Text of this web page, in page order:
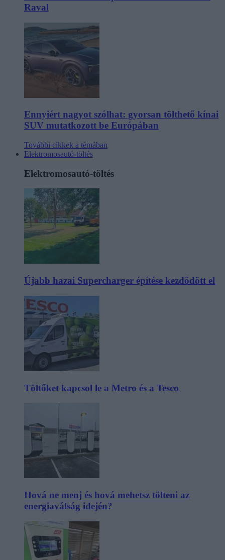
Raval
Ennyiért nagyot szólhat: gyorsan tölthető kínai
SUV mutatkozott be Európában
További cikkek a témában
Elektromosautó-töltés
Elektromosautó-töltés
Újabb hazai Supercharger építése kezdődött el
Töltőket kapcsol le a Metro és a Tesco
Hová ne menj és hová mehetsz tölteni az
energiaválság idején?